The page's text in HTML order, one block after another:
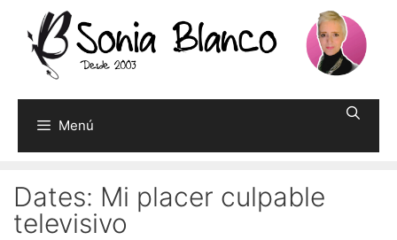
contenido
Menú
Dates: Mi placer culpable
televisivo